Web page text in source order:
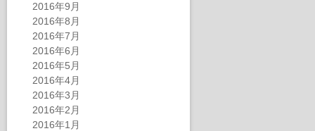
2016年9月
2016年8月
2016年7月
2016年6月
2016年5月
2016年4月
2016年3月
2016年2月
2016年1月